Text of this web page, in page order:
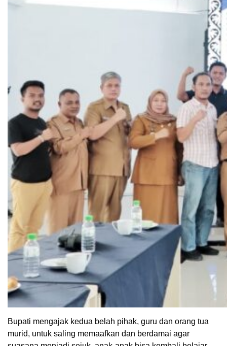
Bupati mengajak kedua belah pihak, guru dan orang tua
murid, untuk saling memaafkan dan berdamai agar